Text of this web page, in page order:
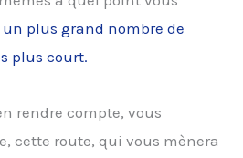
un plus grand nombre de
plus court.
rendre compte, vous
cette route, qui vous mènera